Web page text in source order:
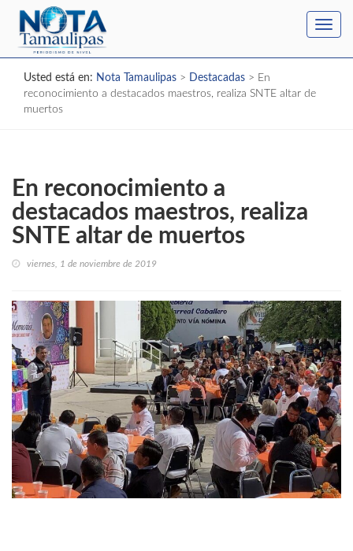
Usted está en: Nota Tamaulipas > Destacadas > En
reconocimiento a destacados maestros, realiza SNTE altar de
muertos
En reconocimiento a
destacados maestros, realiza
SNTE altar de muertos
viernes, 1 de noviembre de 2019